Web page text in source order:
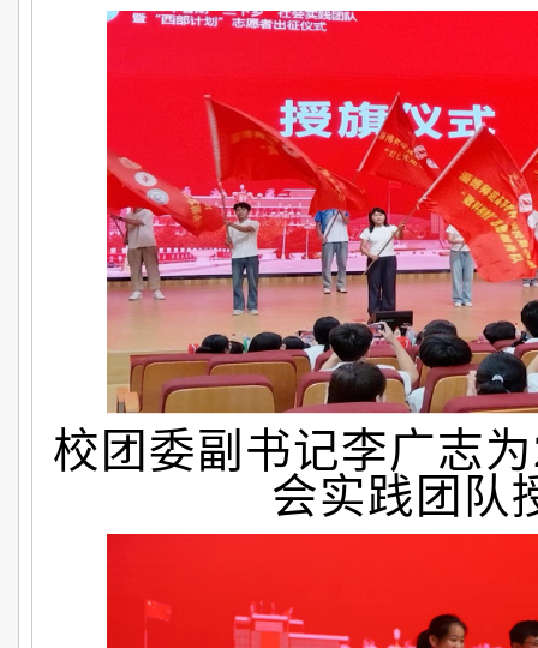
校团委副书记李广志
会实践团队